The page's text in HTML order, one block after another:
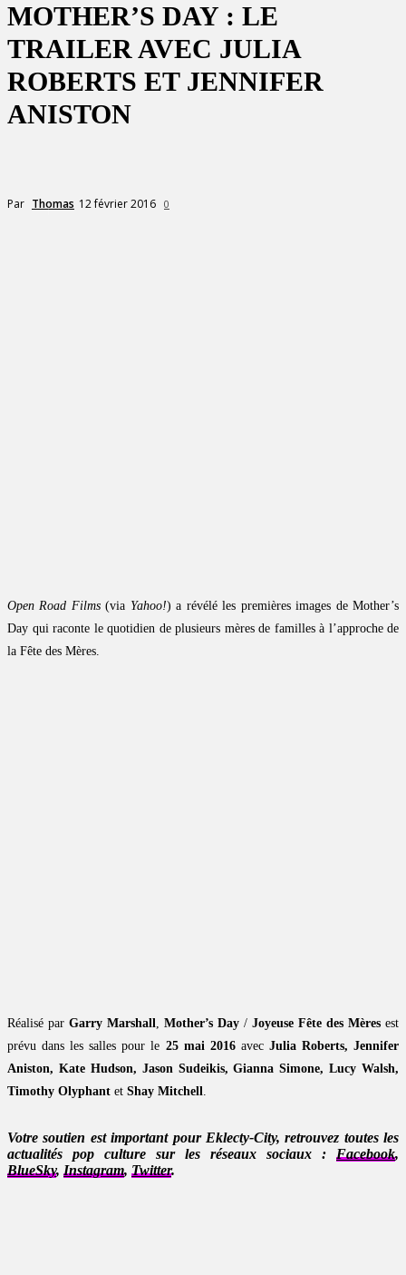
MOTHER’S DAY : LE
TRAILER AVEC JULIA
ROBERTS ET JENNIFER
ANISTON
Par Thomas 12 février 2016 0
Open Road Films(via Yahoo!) a révélé les premières images de Mother’s
Day qui raconte le quotidien de plusieurs mères de familles à l’approche de
la Fête des Mères.
Réalisé par Garry Marshall, Mother’s Day / Joyeuse Fête des Mères est
prévu dans les salles pour le 25 mai 2016avec Julia Roberts, Jennifer
Aniston, Kate Hudson, Jason Sudeikis, Gianna Simone, Lucy Walsh,
Timothy Olyphant et Shay Mitchell.
Votre soutien est important pour Eklecty-City, retrouvez toutes les
actualités pop culture sur les réseaux sociaux : Facebook,
BlueSky, Instagram, Twitter.